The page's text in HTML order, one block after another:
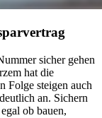
sicher gehen
hat die
Folge steigen auch
an. Sichern
ob bauen,